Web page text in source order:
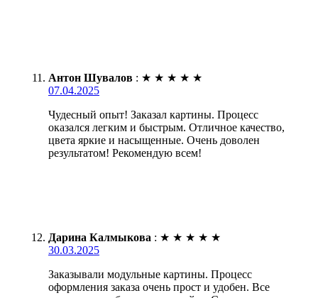
Антон Шувалов : ★ ★ ★ ★ ★
07.04.2025
Чудесный опыт! Заказал картины. Процесс
оказался легким и быстрым. Отличное качество,
цвета яркие и насыщенные. Очень доволен
результатом! Рекомендую всем!
Дарина Калмыкова : ★ ★ ★ ★ ★
30.03.2025
Заказывали модульные картины. Процесс
оформления заказа очень прост и удобен. Все